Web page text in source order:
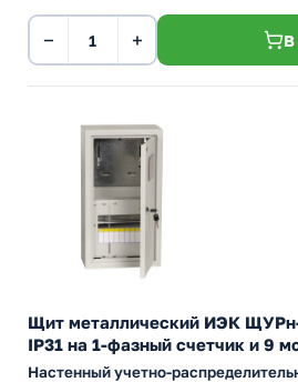
− + В
Щит металлический ИЭК
IP31 на 1-фазный счетчик и 9
Настенный учетно-